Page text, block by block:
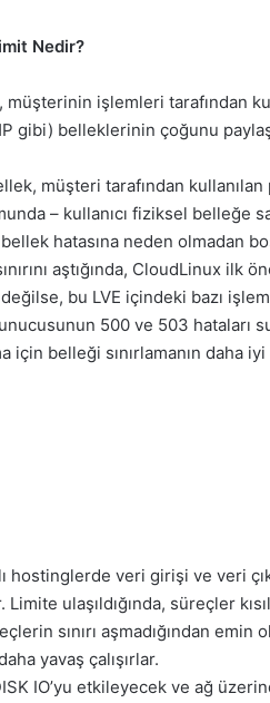
Nedir?
işlemleri tarafından
gibi) belleklerinin çoğunu
müşteri tarafından
– kullanıcı fiziksel belleğe
hatasına neden olmadan
aştığında, CloudLinux
bu LVE içindeki bazı
500 ve 503 hataları
için belleği sınırlamanın daha
hostinglerde veri girişi ve veri
ulaşıldığında, süreçler
sınırı aşmadığından emin
yavaş çalışırlar.
IO’yu etkileyecek ve ağ